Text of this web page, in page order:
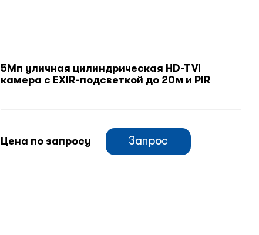
5Мп уличная цилиндрическая HD-TVI
камера с EXIR-подсветкой до 20м и PIR
Цена по запросу Запрос